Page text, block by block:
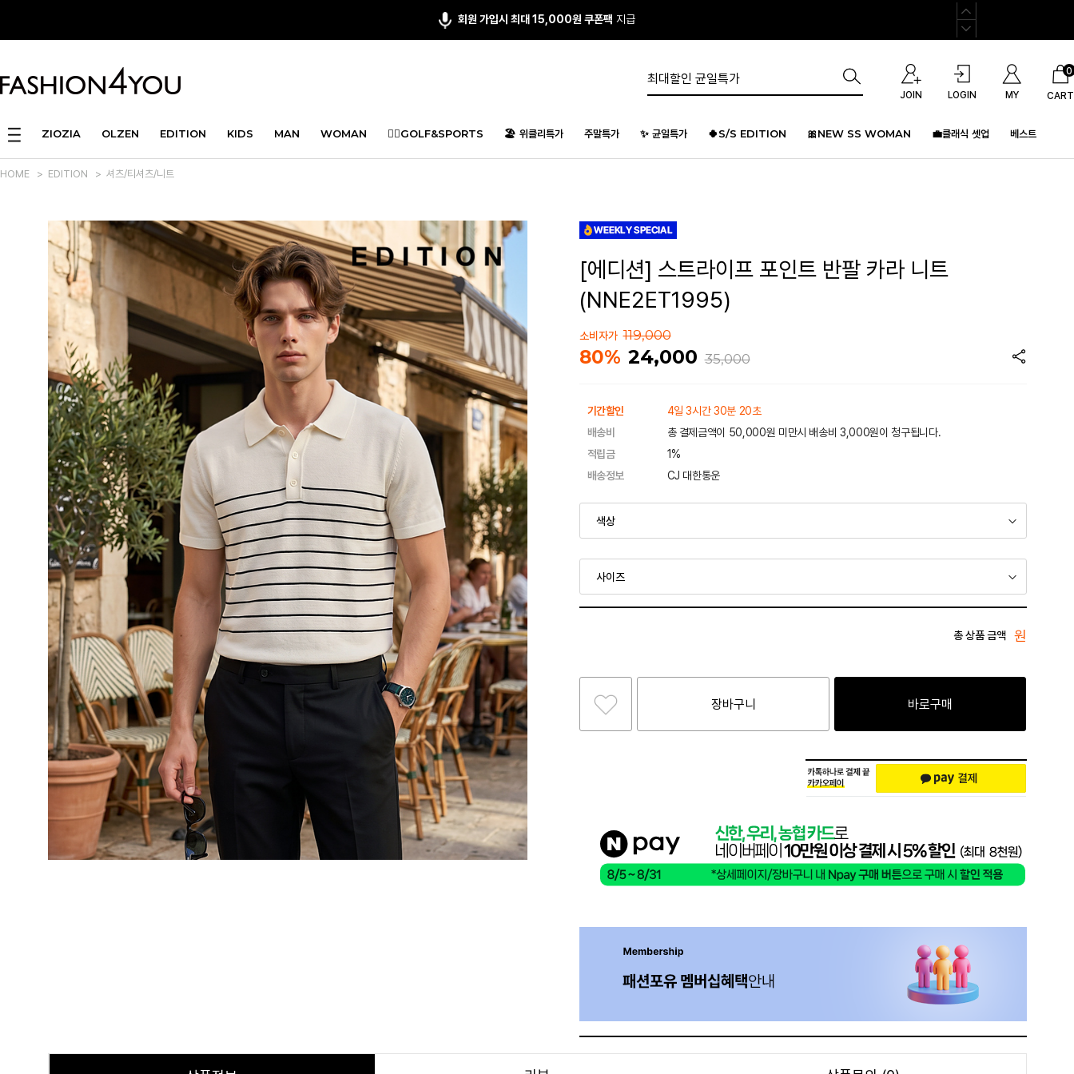
회원 가입시 최대 15,000원 쿠폰팩 지급
JOIN LOGIN MY CART
0
ZIOZIA OLZEN EDITION KIDS MAN WOMAN 🏌️‍♂️GOLF&SPORTS 🏖️ 위클리특가 주말특가 ✨ 균일특가 🍀S/S EDITION 🎀NEW SS WOMAN 💼클래식 셋업 베스트
HOME > EDITION > 셔츠/티셔츠/니트
[에디션] 스트라이프 포인트 반팔 카라 니트
(NNE2ET1995)
소비자가 119,000
80% 24,000 35,000
기간할인
4일 3시간 30분 20초
배송비
총 결제금액이 50,000원 미만시 배송비 3,000원이 청구됩니다.
적립금
1%
배송정보
CJ 대한통운
총 상품 금액 원
장바구니 바로구매